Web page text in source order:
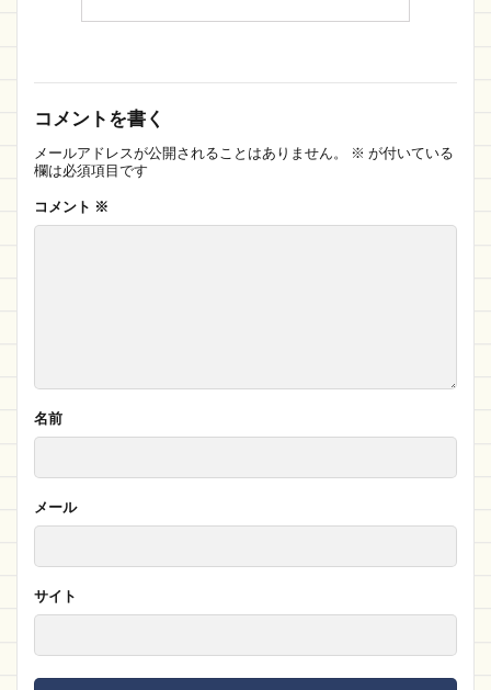
コメントを書く
メールアドレスが公開されることはありません。 ※ が付いている
欄は必須項目です
コメント ※
名前
メール
サイト